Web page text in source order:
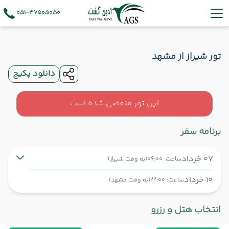
051-37505050
تور شیراز از مشهد
دانلود پکیج
این تور منقضی شده است
برنامه سفر
07 خرداد ساعت: 06:00 (به وقت شیراز)
10 خرداد ساعت: 22:00 (به وقت مشهد)
شروع سفر شیراز ,
انتخاب هتل و رزرو